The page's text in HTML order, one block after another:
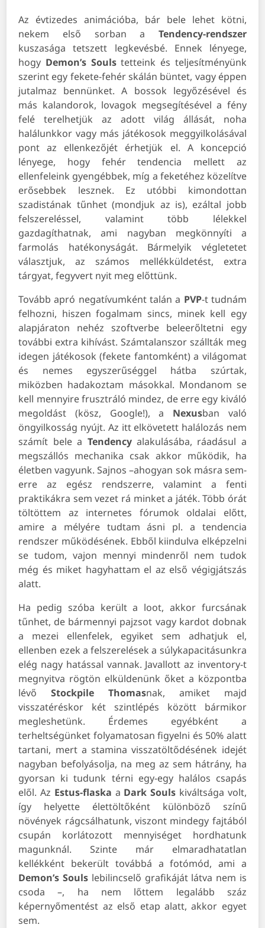
Az évtizedes animációba, bár bele lehet kötni,
nekem első sorban a Tendency-rendszer
kuszasága tetszett legkevésbé. Ennek lényege,
hogy Demon’s Soulstetteink és teljesítményünk
szerint egy fekete-fehér skálán büntet, vagy éppen
jutalmaz bennünket. A bossok legyőzésével és
más kalandorok, lovagok megsegítésével a fény
felé terelhetjük az adott világ állását, noha
halálunkkor vagy más játékosok meggyilkolásával
pont az ellenkezőjét érhetjük el. A koncepció
lényege, hogy fehér tendencia mellett az
ellenfeleink gyengébbek, míg a feketéhez közelítve
erősebbek lesznek. Ez utóbbi kimondottan
szadistának tűnhet (mondjuk az is), ezáltal jobb
felszereléssel, valamint több lélekkel
gazdagíthatnak, ami nagyban megkönnyíti a
farmolás hatékonyságát. Bármelyik végletetet
választjuk, az számos mellékküldetést, extra
tárgyat, fegyvert nyit meg előttünk.
Tovább apró negatívumként talán a PVP-t tudnám
felhozni, hiszen fogalmam sincs, minek kell egy
alapjáraton nehéz szoftverbe beleerőltetni egy
további extra kihívást. Számtalanszor szállták meg
idegen játékosok (fekete fantomként) a világomat
és nemes egyszerűséggel hátba szúrtak,
miközben hadakoztam másokkal. Mondanom se
kell mennyire frusztráló mindez, de erre egy kiváló
megoldást (kösz, Google!), a Nexusban való
öngyilkosság nyújt. Az itt elkövetett halálozás nem
számít bele a Tendencyalakulásába, ráadásul a
megszállós mechanika csak akkor működik, ha
életben vagyunk. Sajnos –ahogyan sok másra sem-
erre az egész rendszerre, valamint a fenti
praktikákra sem vezet rá minket a játék. Több órát
töltöttem az internetes fórumok oldalai előtt,
amire a mélyére tudtam ásni pl. a tendencia
rendszer működésének. Ebből kiindulva elképzelni
se tudom, vajon mennyi mindenről nem tudok
még és miket hagyhattam el az első végigjátszás
alatt.
Ha pedig szóba került a loot, akkor furcsának
tűnhet, de bármennyi pajzsot vagy kardot dobnak
a mezei ellenfelek, egyiket sem adhatjuk el,
ellenben ezek a felszerelések a súlykapacitásunkra
elég nagy hatással vannak. Javallott az inventory-t
megnyitva rögtön elküldenünk őket a központba
lévőStockpile Thomasnak, amiket majd
visszatéréskor két szintlépés között bármikor
megleshetünk. Érdemes egyébként a
terheltségünket folyamatosan figyelni és 50% alatt
tartani, mert a stamina visszatöltődésének idejét
nagyban befolyásolja, na meg az sem hátrány, ha
gyorsan ki tudunk térni egy-egy halálos csapás
elől. Az Estus-flaska a Dark Souls kiváltsága volt,
így helyette élettöltőként különböző színű
növények rágcsálhatunk, viszont mindegy fajtából
csupán korlátozott mennyiséget hordhatunk
magunknál. Szinte már elmaradhatatlan
kellékként bekerült továbbá a fotómód, ami a
Demon’s Soulslebilincselő grafikáját látva nem is
csoda –, ha nem lőttem legalább száz
képernyőmentést az első etap alatt, akkor egyet
sem.